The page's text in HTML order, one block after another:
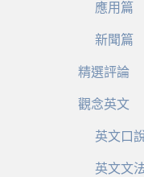
應用篇
新聞篇
精選評論
觀念英文
英文口
英文文